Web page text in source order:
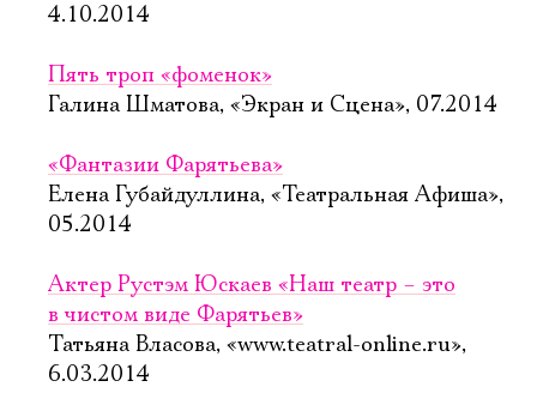
4.10.2014
Пять троп «фоменок»
Галина Шматова, «Экран и Сцена», 07.2014
«Фантазии Фарятьева»
Елена Губайдуллина, «Театральная Афиша»,
05.2014
Актер Рустэм Юскаев «Наш театр – это
в чистом виде Фарятьев»
Татьяна Власова, «www.teatral-online.ru»,
6.03.2014